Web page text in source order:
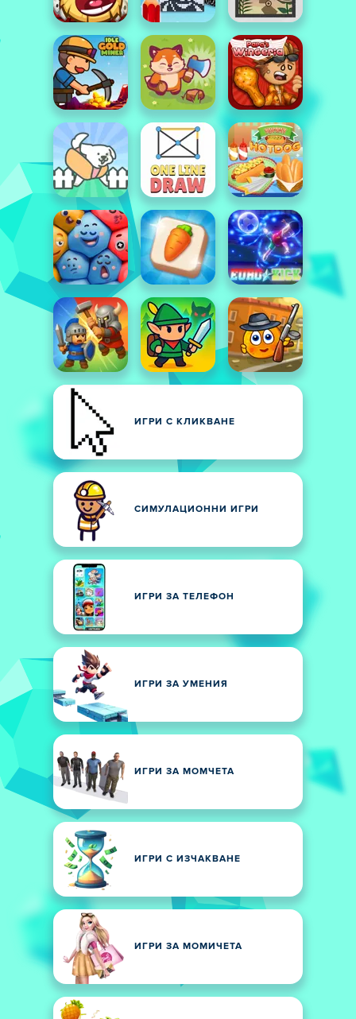
ИГРИ С КЛИКВАНЕ
СИМУЛАЦИОННИ ИГРИ
ИГРИ ЗА ТЕЛЕФОН
ИГРИ ЗА УМЕНИЯ
ИГРИ ЗА МОМЧЕТА
ИГРИ С ИЗЧАКВАНЕ
ИГРИ ЗА МОМИЧЕТА